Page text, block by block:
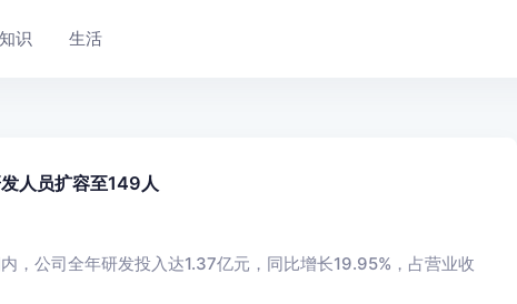
知识 生活
人员扩容至149人
公司全年研发投入达1.37亿元，同比增长19.95%，占营业收